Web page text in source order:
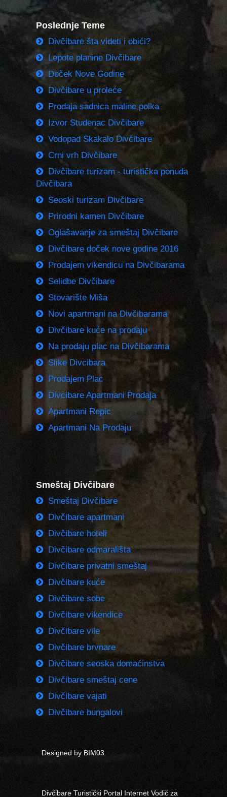
Poslednje Teme
Divčibare šta videti i obići?
Lepote planine Divčibare
Doček Nove Godine
Divčibare u proleće
Prodaja sadnica maline polka
Izvor Studenac Divčibare
Vodopad Skakalo Divčibare
Crni vrh Divčibare
Divčibare turizam - turistička ponuda
Divčibara
Seoski turizam Divčibare
Prirodni kamen Divčibare
Oglašavanje za smeštaj Divčibare
Divčibare doček nove godine 2016
Prodajem vikendicu na Divčibarama
Selidbe Divčibare
Stovarište Miša
Novi apartmani na Divčibarama
Divčibare kuće na prodaju
Na prodaju plac na Divčibarama
Slike Divcibara
Prodajem Plac
Divcibare Apartmani Prodaja
Apartmani Repic
Apartmani Na Prodaju
Smeštaj Divčibare
Smeštaj Divčibare
Divčibare apartmani
Divčibare hoteli
Divčibare odmarališta
Divčibare privatni smeštaj
Divčibare kuće
Divčibare sobe
Divčibare vikendice
Divčibare vile
Divčibare brvnare
Divčibare seoska domaćinstva
Divčibare smeštaj cene
Divčibare vajati
Divčibare bungalovi
Designed by BIM03
Divčibare Turistički Portal Internet Vodič za